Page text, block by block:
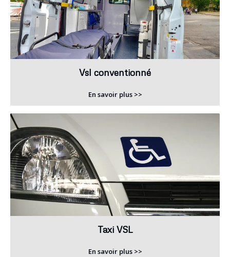
Vsl conventionné
En savoir plus >>
Taxi VSL
En savoir plus >>